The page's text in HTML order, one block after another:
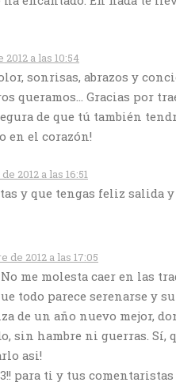
a las 10:54
sonrisas, abrazos y
queramos… Gracias por
de que tú también
en el corazón!
2012 a las 16:51
y que tengas feliz salida y
de 2012 a las 17:05
me molesta caer en las
todo parece serenarse y
de un año nuevo mejor,
sin hambre ni guerras. Sí,
asi!
para ti y tus